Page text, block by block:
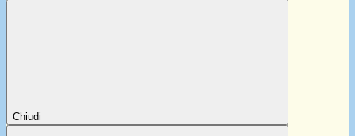
Chiudi